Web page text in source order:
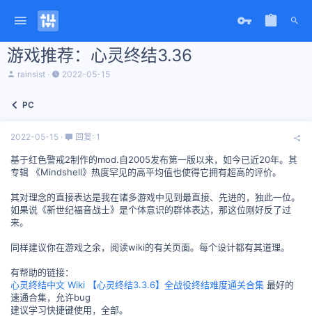
游戏推荐：心灵终结3.36
主
起
rainsist
开
2022-05-15
PC
2022-05-15 回复: 1
基于红色警戒2制作的mod.自2005发布第一版以来，如今已近20年。其
专辑 《Mindshell》热度罕见的高平均值也使得它拥有超高的评价。
其对理念的直接表达是我在诸多游戏中见到最直接、先进的，独此一位。
如果说《新世纪福音战士》是个体意识的群体表达，那这位刚好反了过
来。
同样建议你在游戏之余，阅读wiki的有关页面。每个设计都有其道理。
有帮助的链接：
心灵终结中文 Wiki
【心灵终结3.3.6】全战役终结难度通关合集 最好的
速通合集，允许bug
建议学习快捷键使用，全部。